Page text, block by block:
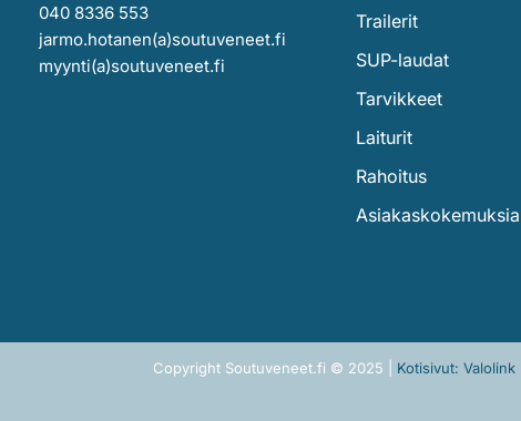
040 8336 553
jarmo.hotanen(a)soutuveneet.fi
myynti(a)soutuveneet.fi
Trailerit
SUP-laudat
Tarvikkeet
Laiturit
Rahoitus
Asiakaskokemuksia
Copyright Soutuveneet.fi © 2025 | Kotisivut: Valolink|